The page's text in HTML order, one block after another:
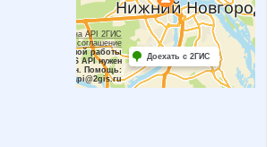
Работает на API 2ГИС
Лицензионное соглашение
Для корректной работы
Raster JS API нужен
ключ. Помощь:
api@2gis.ru
Доехать с 2ГИС